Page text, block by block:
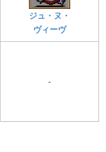
ジュ・ヌ・
ヴィーヴ
-